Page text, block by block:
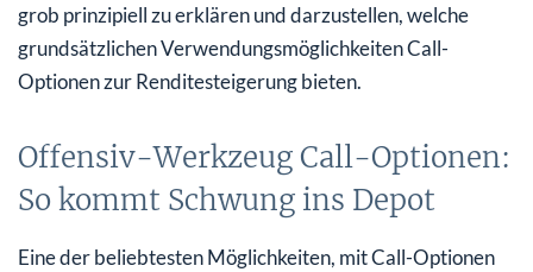
grob prinzipiell zu erklären und darzustellen, welche
grundsätzlichen Verwendungsmöglichkeiten Call-
Optionen zur Renditesteigerung bieten.
Offensiv-Werkzeug Call-Optionen:
So kommt Schwung ins Depot
Eine der beliebtesten Möglichkeiten, mit Call-Optionen